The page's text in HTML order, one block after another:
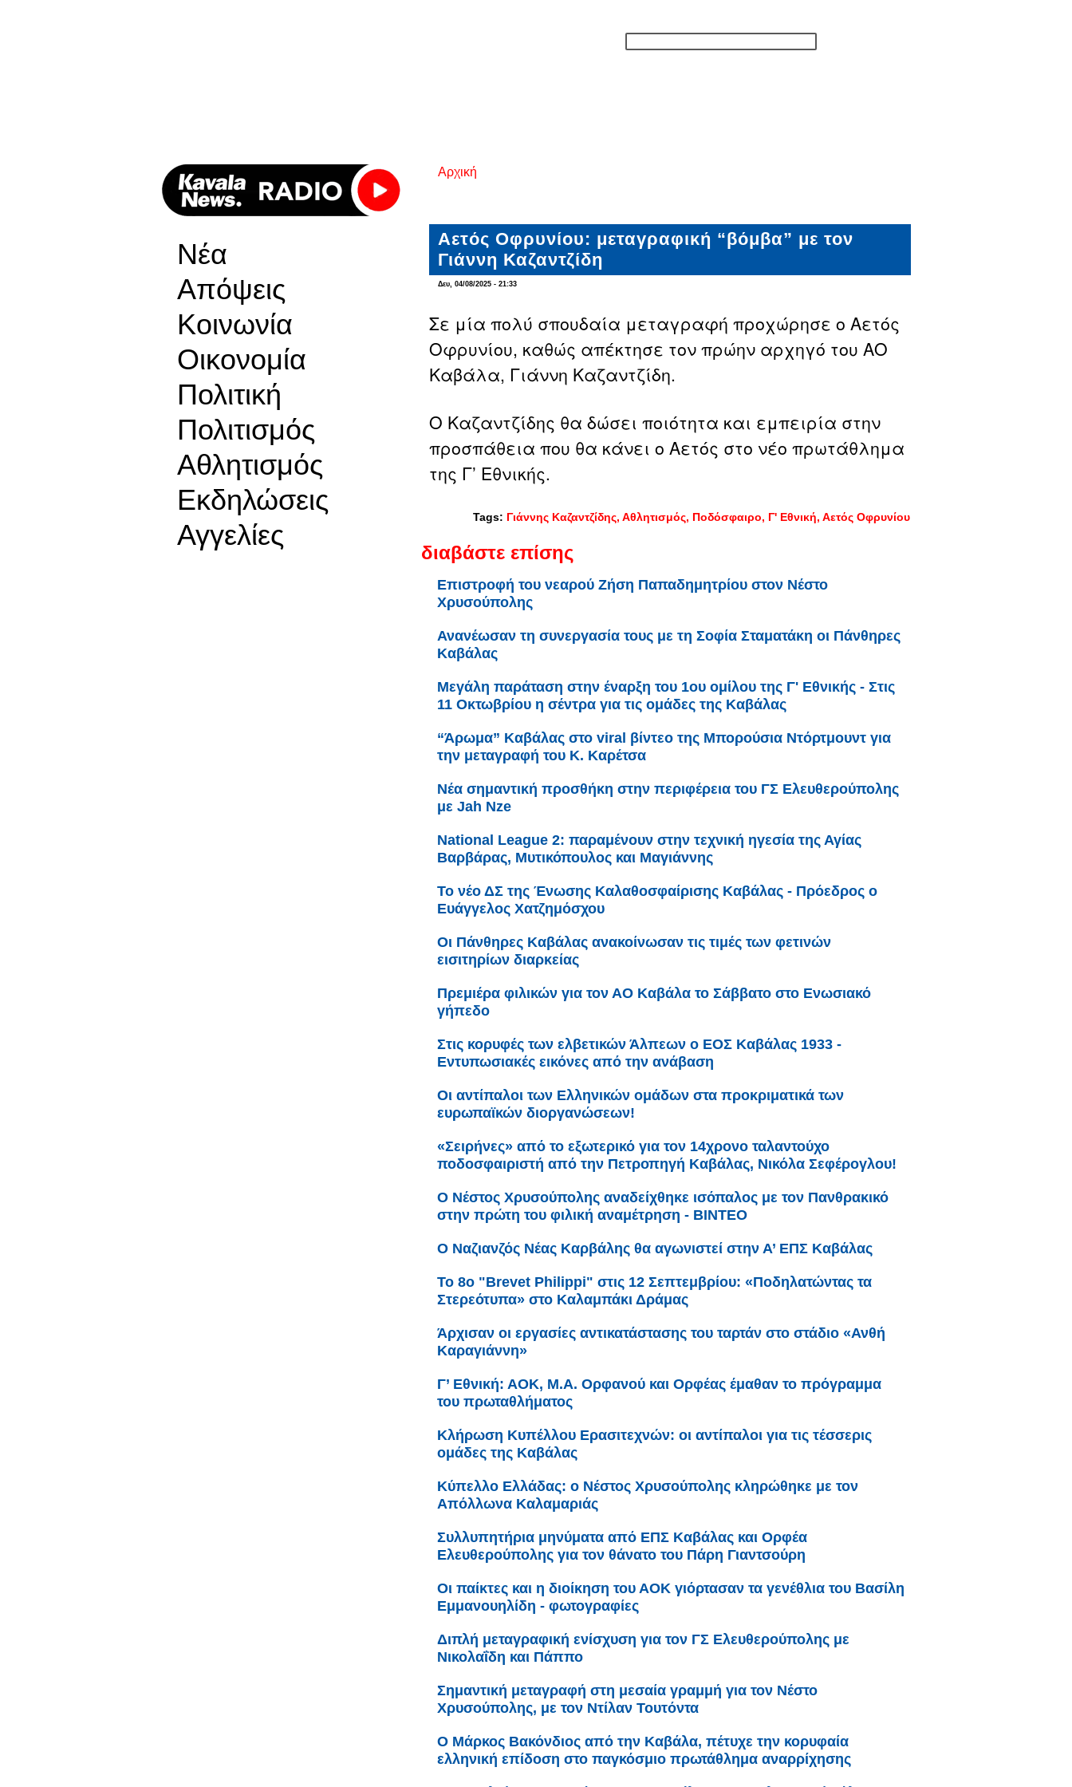
Νέα
Απόψεις
Κοινωνία
Οικονομία
Πολιτική
Πολιτισμός
Αθλητισμός
Εκδηλώσεις
Αγγελίες
Είστε εδώ
Αρχική
Αετός Οφρυνίου: μεταγραφική “βόμβα” με τον
Γιάννη Καζαντζίδη
Δευ, 04/08/2025 - 21:33
Σε μία πολύ σπουδαία μεταγραφή προχώρησε ο Αετός
Οφρυνίου, καθώς απέκτησε τον πρώην αρχηγό του ΑΟ
Καβάλα, Γιάννη Καζαντζίδη.
O Καζαντζίδης θα δώσει ποιότητα και εμπειρία στην
προσπάθεια που θα κάνει ο Αετός στο νέο πρωτάθλημα
της Γ’ Εθνικής.
Tags: Γιάννης Καζαντζίδης Αθλητισμός Ποδόσφαιρο Γ' Εθνική Αετός Οφρυνίου
διαβάστε επίσης
Επιστροφή του νεαρού Ζήση Παπαδημητρίου στον Νέστο
Χρυσούπολης
Ανανέωσαν τη συνεργασία τους με τη Σοφία Σταματάκη οι Πάνθηρες
Καβάλας
Μεγάλη παράταση στην έναρξη του 1ου ομίλου της Γ' Εθνικής - Στις
11 Οκτωβρίου η σέντρα για τις ομάδες της Καβάλας
“Άρωμα” Καβάλας στο viral βίντεο της Μπορούσια Ντόρτμουντ για
την μεταγραφή του Κ. Καρέτσα
Νέα σημαντική προσθήκη στην περιφέρεια του ΓΣ Ελευθερούπολης
με Jah Nze
Νational League 2: παραμένουν στην τεχνική ηγεσία της Αγίας
Βαρβάρας, Μυτικόπουλος και Μαγιάννης
Το νέο ΔΣ της Ένωσης Καλαθοσφαίρισης Καβάλας - Πρόεδρος ο
Ευάγγελος Χατζημόσχου
Οι Πάνθηρες Καβάλας ανακοίνωσαν τις τιμές των φετινών
εισιτηρίων διαρκείας
Πρεμιέρα φιλικών για τον ΑΟ Καβάλα το Σάββατο στο Ενωσιακό
γήπεδο
Στις κορυφές των ελβετικών Άλπεων ο ΕΟΣ Καβάλας 1933 -
Εντυπωσιακές εικόνες από την ανάβαση
Οι αντίπαλοι των Ελληνικών ομάδων στα προκριματικά των
ευρωπαϊκών διοργανώσεων!
«Σειρήνες» από το εξωτερικό για τον 14χρονο ταλαντούχο
ποδοσφαιριστή από την Πετροπηγή Καβάλας, Νικόλα Σεφέρογλου!
Ο Νέστος Χρυσούπολης αναδείχθηκε ισόπαλος με τον Πανθρακικό
στην πρώτη του φιλική αναμέτρηση - ΒΙΝΤΕΟ
Ο Ναζιανζός Νέας Καρβάλης θα αγωνιστεί στην Α’ ΕΠΣ Καβάλας
Το 8ο "Brevet Philippi" στις 12 Σεπτεμβρίου: «Ποδηλατώντας τα
Στερεότυπα» στο Καλαμπάκι Δράμας
Άρχισαν οι εργασίες αντικατάστασης του ταρτάν στο στάδιο «Ανθή
Καραγιάννη»
Γ’ Εθνική: ΑΟΚ, Μ.Α. Ορφανού και Ορφέας έμαθαν το πρόγραμμα
του πρωταθλήματος
Κλήρωση Κυπέλλου Ερασιτεχνών: οι αντίπαλοι για τις τέσσερις
ομάδες της Καβάλας
Κύπελλο Ελλάδας: ο Νέστος Χρυσούπολης κληρώθηκε με τον
Απόλλωνα Καλαμαριάς
Συλλυπητήρια μηνύματα από ΕΠΣ Καβάλας και Ορφέα
Ελευθερούπολης για τον θάνατο του Πάρη Γιαντσούρη
Οι παίκτες και η διοίκηση του ΑΟΚ γιόρτασαν τα γενέθλια του Βασίλη
Εμμανουηλίδη - φωτογραφίες
Διπλή μεταγραφική ενίσχυση για τον ΓΣ Ελευθερούπολης με
Νικολαΐδη και Πάππο
Σημαντική μεταγραφή στη μεσαία γραμμή για τον Νέστο
Χρυσούπολης, με τον Ντίλαν Τουτόντα
Ο Μάρκος Βακόνδιος από την Καβάλα, πέτυχε την κορυφαία
ελληνική επίδοση στο παγκόσμιο πρωτάθλημα αναρρίχησης